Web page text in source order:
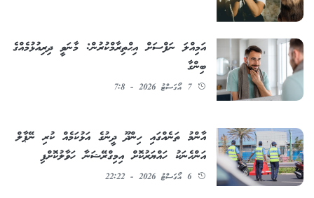
އަމިއްލަ ނަފްސަށް އިޙްތިރާމްކުރުން: މާނަވީ ދިރިއުޅުމެއްގެ
ބިންގާ
7 އޯގަސްޓު 2026 - 7:8
އާންމު ތަނެއްގައި ހިންދޫ ދީނުގެ އަޅުކަމެއް ކުރި ނޭޕާލް
އަންހެނަކު ހައްޔަރުކޮށް އިމިގްރޭޝަނާ ހަވާލުކޮށްފި
6 އޯގަސްޓު 2026 - 22:22